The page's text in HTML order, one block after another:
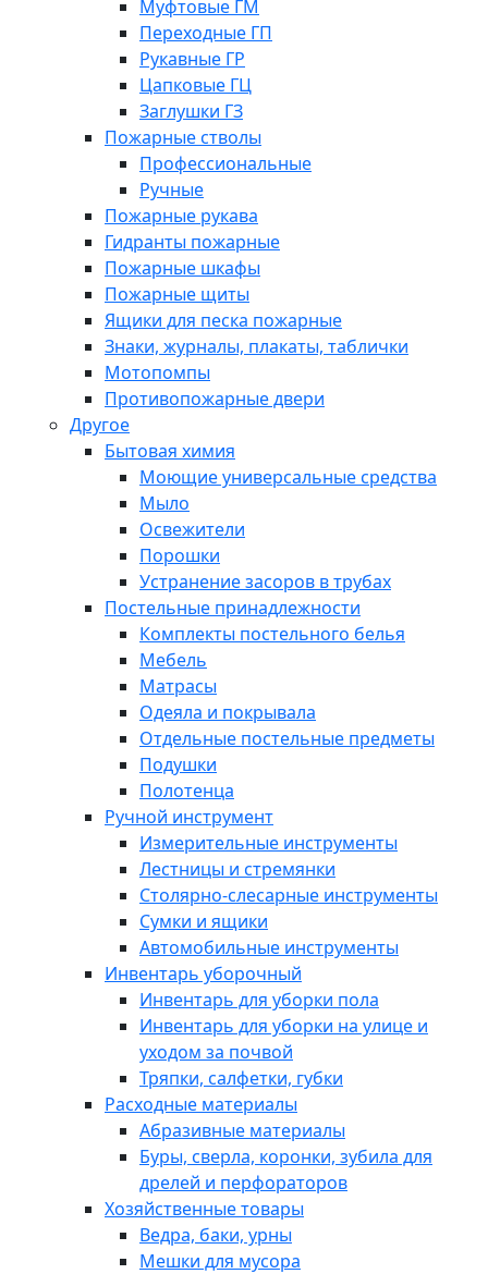
Муфтовые ГМ
Переходные ГП
Рукавные ГР
Цапковые ГЦ
Заглушки ГЗ
Пожарные стволы
Профессиональные
Ручные
Пожарные рукава
Гидранты пожарные
Пожарные шкафы
Пожарные щиты
Ящики для песка пожарные
Знаки, журналы, плакаты, таблички
Мотопомпы
Противопожарные двери
Другое
Бытовая химия
Моющие универсальные средства
Мыло
Освежители
Порошки
Устранение засоров в трубах
Постельные принадлежности
Комплекты постельного белья
Мебель
Матрасы
Одеяла и покрывала
Отдельные постельные предметы
Подушки
Полотенца
Ручной инструмент
Измерительные инструменты
Лестницы и стремянки
Столярно-слесарные инструменты
Сумки и ящики
Автомобильные инструменты
Инвентарь уборочный
Инвентарь для уборки пола
Инвентарь для уборки на улице и
уходом за почвой
Тряпки, салфетки, губки
Расходные материалы
Абразивные материалы
Буры, сверла, коронки, зубила для
дрелей и перфораторов
Хозяйственные товары
Ведра, баки, урны
Мешки для мусора